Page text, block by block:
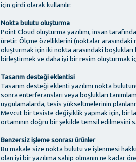
için girdi olarak kullanılır.
Nokta bulutu oluşturma
Point Cloud oluşturma yazılımı, insan
üretir. Ölçme özelliklerini (noktalar
oluşturmak için iki nokta arasındaki
birleştirmek ve daha iyi bir resim oluşturmak
Tasarım desteği eklentisi
Tasarım desteği eklenti yazılımı nokta
sonra enterferansları veya boşlukları
uygulamalarda, tesis yükseltmelerinin
Mevcut bir tesiste değişiklik yapmak için, bir
ortamının doğru bir şekilde temsil edilmesini
Benzersiz işleme sonrası ürünler
Bu makale size nokta bulutu ve işlenmesi
olan iyi bir yazılıma sahip olmanın ne kadar